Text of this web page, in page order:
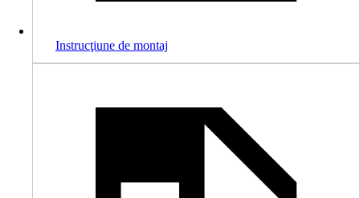
Instrucţiune de montaj